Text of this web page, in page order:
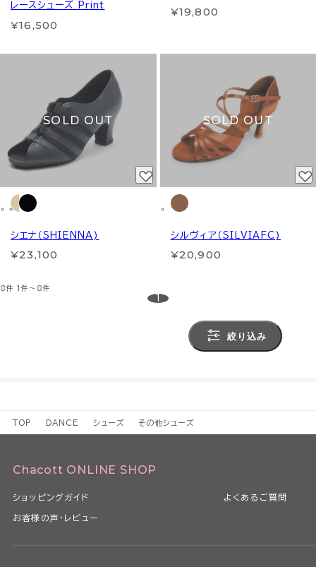
レースシューズ Print
¥16,500
¥19,800
SOLD OUT
シエナ（SHIENNA)
¥23,100
SOLD OUT
シルヴィア（SILVIAFC)
¥20,900
8件 1件～8件
1
絞り込み
TOP DANCE シューズ その他シューズ
Chacott ONLINE SHOP
ショッピングガイド よくあるご質問
お客様の声・レビュー